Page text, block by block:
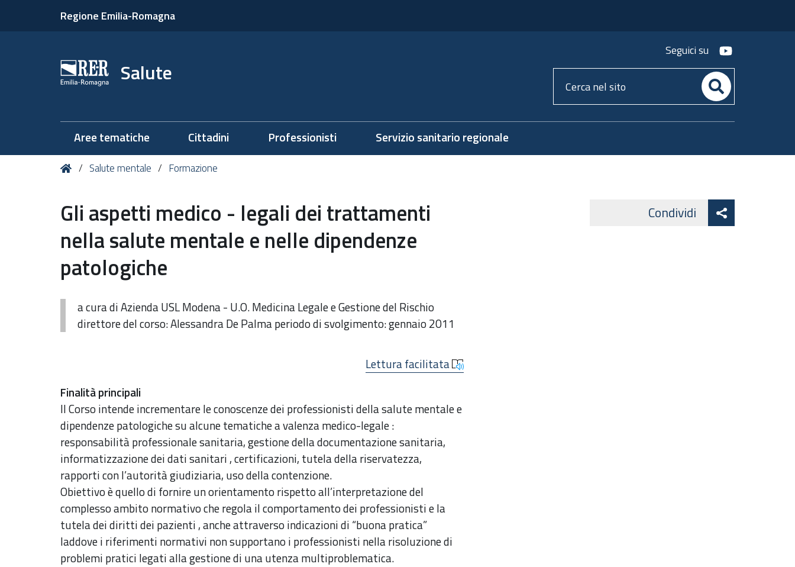
Regione Emilia-Romagna
Salute
Seguici su youtube
Cerca
nel
Aree tematiche Cittadini Professionisti Servizio sanitario regionale
Tu HomeSalute mentale Formazione
Gli aspetti medico - legali dei trattamenti
nella salute mentale e nelle dipendenze
patologiche
a cura di Azienda USL Modena - U.O. Medicina Legale e Gestione del Rischio
direttore del corso: Alessandra De Palma periodo di svolgimento: gennaio 2011
Lettura facilitata
Finalità principali
Il Corso intende incrementare le conoscenze dei professionisti della salute mentale e
dipendenze patologiche su alcune tematiche a valenza medico-legale :
responsabilità professionale sanitaria, gestione della documentazione sanitaria,
informatizzazione dei dati sanitari , certificazioni, tutela della riservatezza,
rapporti con l’autorità giudiziaria, uso della contenzione.
Obiettivo è quello di fornire un orientamento rispetto all’interpretazione del
complesso ambito normativo che regola il comportamento dei professionisti e la
tutela dei diritti dei pazienti , anche attraverso indicazioni di “buona pratica”
laddove i riferimenti normativi non supportano i professionisti nella risoluzione di
problemi pratici legati alla gestione di una utenza multiproblematica.
Condividi Facebook
condividi